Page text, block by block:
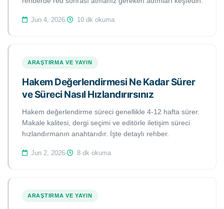
Jun 4, 2026· 10 dk okuma
ARAŞTIRMA VE YAYIN
Hakem Değerlendirmesi Ne Kadar Sürer
ve Süreci Nasıl Hızlandırırsınız
Hakem değerlendirme süreci genellikle 4-12 hafta sürer.
Makale kalitesi, dergi seçimi ve editörle iletişim süreci
hızlandırmanın anahtarıdır. İşte detaylı rehber.
Jun 2, 2026· 8 dk okuma
ARAŞTIRMA VE YAYIN